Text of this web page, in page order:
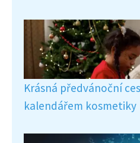
Krásná předvánoční
kalendářem kosmetiky